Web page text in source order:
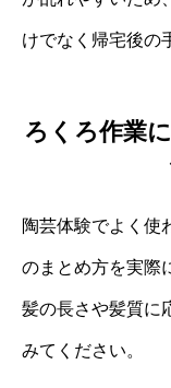
けでなく帰宅後の
ろくろ作業
陶芸体験でよく使
のまとめ方を実際
髪の長さや髪質に
みてください。